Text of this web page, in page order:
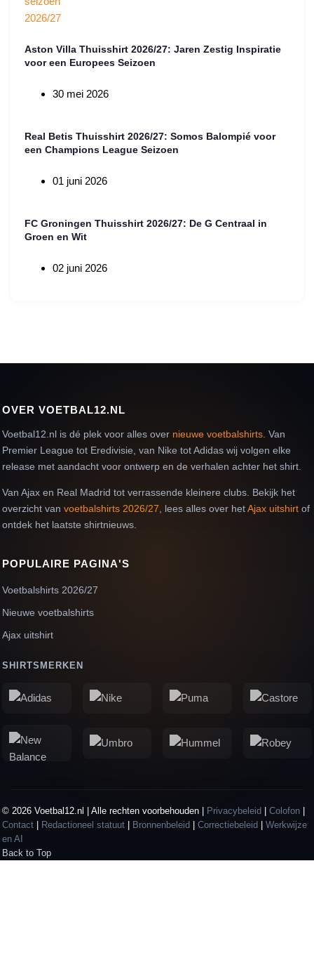
Aston Villa Thuisshirt 2026/27: Jaren Zestig Inspiratie
voor een Europees Seizoen
30 mei 2026
Real Betis Thuisshirt 2026/27: Somos Balompié voor
een Champions League Seizoen
01 juni 2026
FC Groningen Thuisshirt 2026/27: De G Centraal in
Groen en Wit
02 juni 2026
OVER VOETBAL12.NL
Voetbal12.nl is dé plek voor alles over nieuwe voetbalshirts . Van
Premier League tot Eredivisie, van Nike tot Adidas wij volgen elke
release met aandacht voor ontwerp en de verhalen achter het shirt.
Van Ajax en Real Madrid tot verrassende kleinere clubs. Bekijk het
overzicht van voetbalshirts 2026/27 , lees alles over hetAjax uitshirt of
ontdek het laatste shirtnieuws.
POPULAIRE PAGINA'S
Voetbalshirts 2026/27
Nieuwe voetbalshirts
Ajax uitshirt
SHIRTSMERKEN
© 2026 Voetbal12.nl | Alle rechten voorbehouden | Privacybeleid Colofon
Contact
Redactioneel statuut Bronnenbeleid Correctiebeleid
Werkwijze
en AI
Back to Top